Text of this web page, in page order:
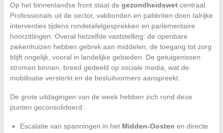
Op het binnenlandse front staat de gezondheidswetcentraal.
Professionals uit de sector, vakbonden en patiënten doen talrijke
interventies tijdens rondetafelgesprekken en parlementaire
hoorzittingen. Overal hetzelfde vaststelling: de openbare
ziekenhuizen hebben gebrek aan middelen, de toegang tot zorg
blijft ongelijk, vooral in landelijke gebieden. De getuigenissen
stromen binnen, breed gedeeld op sociale media, wat de
mobilisatie versterkt en de besluitvormers aanspreekt.
De grote uitdagingen van de week hebben zich rond deze
punten geconsolideerd:
Escalatie van spanningen in het Midden-Oosten en directe